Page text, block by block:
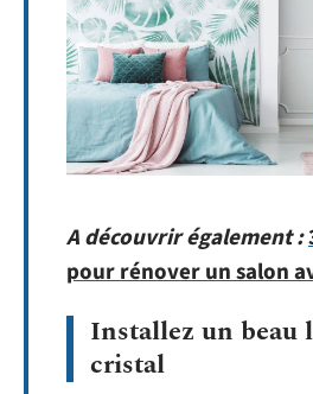
A découvrir également :
pour rénover un salon
Installez un beau
cristal